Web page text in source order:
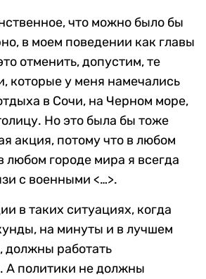
что можно было бы
в моем поведении как главы
отменить, допустим, те
которые у меня намечались
в Сочи, на Черном море,
Но это была бы тоже
акция, потому что в любом
любом городе мира я всегда
с военными <…>.
в таких ситуациях, когда
на минуты и в лучшем
должны работать
А политики не должны